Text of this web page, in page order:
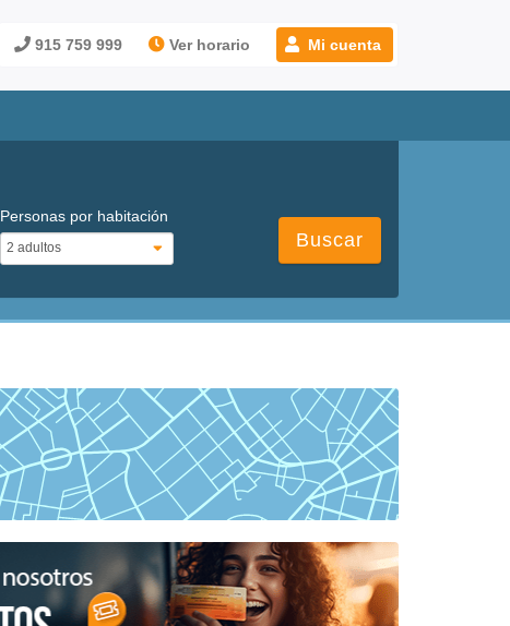
915 759 999 Ver horario Mi cuenta
Personas por habitación
Buscar